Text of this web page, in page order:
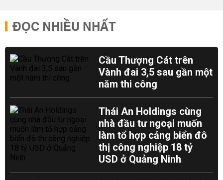
ĐỌC NHIỀU NHẤT
Cầu Thượng Cát trên
Vành đai 3,5 sau gần một
năm thi công
Thái An Holdings cùng
nhà đầu tư ngoại muốn
làm tổ hợp cảng biển đô
thị công nghiệp 18 tỷ
USD ở Quảng Ninh